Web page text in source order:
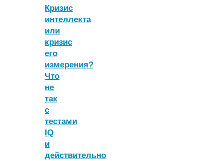
высоким
уровнем
интеллекта
оказались
менее
нравственными"
Кризис
интеллекта
или
кризис
его
измерения?
Что
не
так
с
тестами
IQ
и
действительно